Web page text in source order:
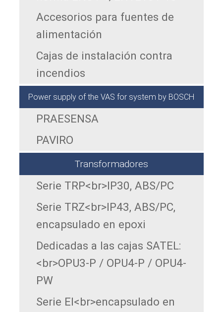
Accesorios para fuentes de
alimentación
Cajas de instalación contra
incendios
Power supply of the VAS for system by BOSCH
PRAESENSA
PAVIRO
Transformadores
Serie TRP<br>IP30, ABS/PC
Serie TRZ<br>IP43, ABS/PC,
encapsulado en epoxi
Dedicadas a las cajas SATEL:
<br>OPU3-P / OPU4-P / OPU4-
PW
Serie EI<br>encapsulado en